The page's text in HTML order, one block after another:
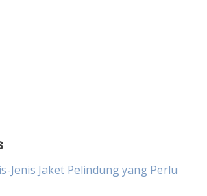
Jenis Jaket Pelindung yang Perlu